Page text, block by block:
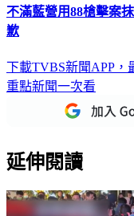
不滿藍營用88槍擊案
歉
下載TVBS新聞APP，
重點新聞一次看
延伸閱讀